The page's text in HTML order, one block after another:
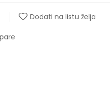
Dodati na listu želja